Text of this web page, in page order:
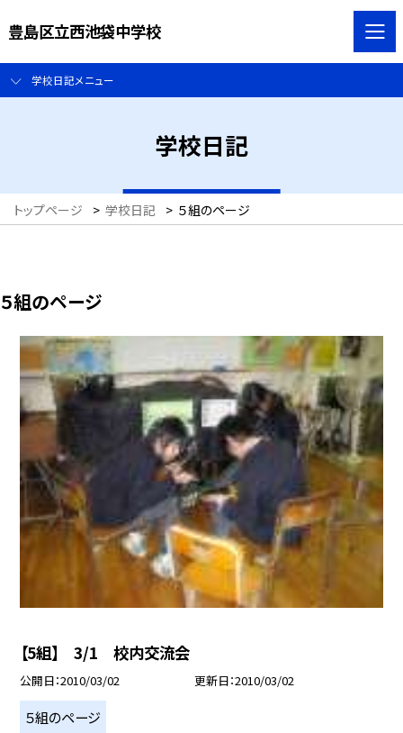
豊島区立西池袋中学校
学校日記メニュー
学校日記
トップページ > 学校日記 > ５組のページ
５組のページ
【5組】 3/1 校内交流会
公開日 2010/03/02 更新日 2010/03/02
５組のページ